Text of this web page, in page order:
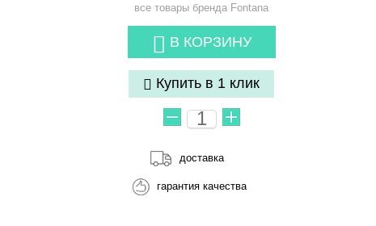
все товары бренда Fontana
В КОРЗИНУ
Купить в 1 клик
доставка
гарантия качества